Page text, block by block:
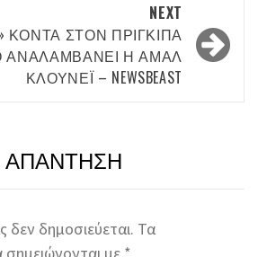
NEXT
ΚΟΝΤΆ ΣΤΟΝ ΠΡΊΓΚΙΠΑ
ΑΝΑΛΑΜΒΆΝΕΙ Η ΑΜΆΛ
ΚΛΟΎΝΕΪ – NEWSBEAST
ΑΠΆΝΤΗΣΗ
δεν δημοσιεύεται. Τα
με *